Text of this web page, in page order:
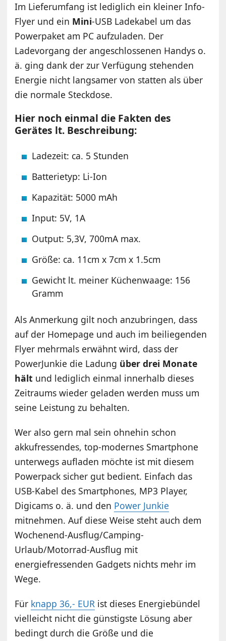
Im Lieferumfang ist lediglich ein kleiner Info-
Flyer und ein Mini-USB Ladekabel um das
Powerpaket am PC aufzuladen. Der
Ladevorgang der angeschlossenen Handys o.
ä. ging dank der zur Verfügung stehenden
Energie nicht langsamer von statten als über
die normale Steckdose.
Hier noch einmal die Fakten des
Gerätes lt. Beschreibung:
Ladezeit: ca. 5 Stunden
Batterietyp: Li-Ion
Kapazität: 5000 mAh
Input: 5V, 1A
Output: 5,3V, 700mA max.
Größe: ca. 11cm x 7cm x 1.5cm
Gewicht lt. meiner Küchenwaage: 156
Gramm
Als Anmerkung gilt noch anzubringen, dass
auf der Homepage und auch im beiliegenden
Flyer mehrmals erwähnt wird, dass der
PowerJunkie die Ladung über drei Monate
hält und lediglich einmal innerhalb dieses
Zeitraums wieder geladen werden muss um
seine Leistung zu behalten.
Wer also gern mal sein ohnehin schon
akkufressendes, top-modernes Smartphone
unterwegs aufladen möchte ist mit diesem
Powerpack sicher gut bedient. Einfach das
USB-Kabel des Smartphones, MP3 Player,
Digicams o. ä. und den Power Junkie
mitnehmen. Auf diese Weise steht auch dem
Wochenend-Ausflug/Camping-
Urlaub/Motorrad-Ausflug mit
energiefressenden Gadgets nichts mehr im
Wege.
Für knapp 36,- EUR ist dieses Energiebündel
vielleicht nicht die günstigste Lösung aber
bedingt durch die Größe und die